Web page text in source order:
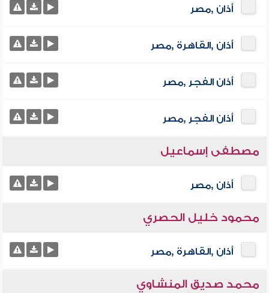
أذان ,مصر
أذان ,القاهرة ,مصر
أذان الفجر ,مصر
أذان الفجر ,مصر
مصطفى إسماعيل
أذان ,مصر
محمود خليل الحصري
أذان ,القاهرة ,مصر
محمد صديق المنشاوي